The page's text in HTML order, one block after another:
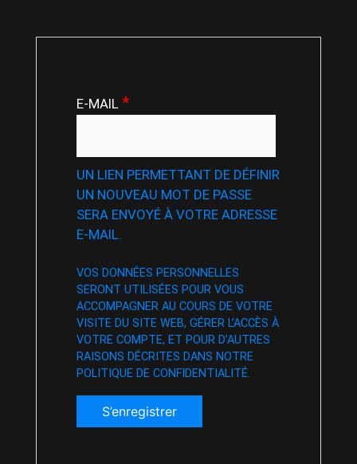
E-MAIL *
UN LIEN PERMETTANT DE DÉFINIR
UN NOUVEAU MOT DE PASSE
SERA ENVOYÉ À VOTRE ADRESSE
E-MAIL.
VOS DONNÉES PERSONNELLES
SERONT UTILISÉES POUR VOUS
ACCOMPAGNER AU COURS DE VOTRE
VISITE DU SITE WEB, GÉRER L’ACCÈS À
VOTRE COMPTE, ET POUR D’AUTRES
RAISONS DÉCRITES DANS NOTRE
POLITIQUE DE CONFIDENTIALITÉ.
S’enregistrer